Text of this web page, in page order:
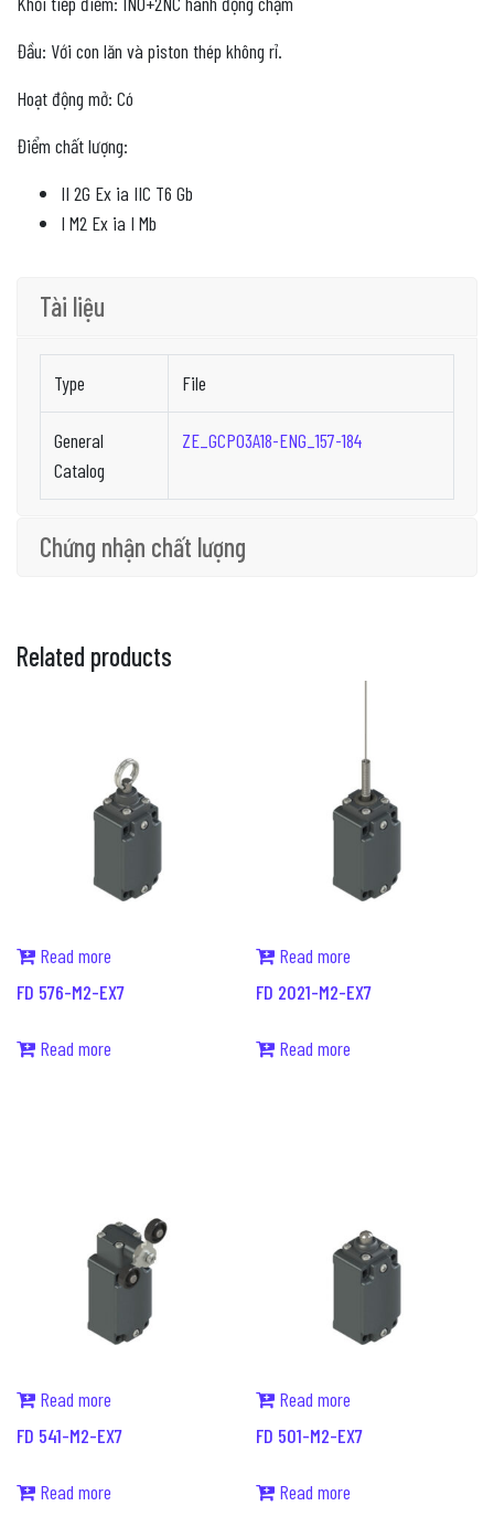
Đầu: Với con lăn và piston thép không rỉ.
Hoạt động mở: Có
Điểm chất lượng:
II 2G Ex ia IIC T6 Gb
I M2 Ex ia I Mb
Tài liệu
Type File
General
Catalog
ZE_GCP03A18-ENG_157-184
Chứng nhận chất lượng
Related products
Read more
FD 576-M2-EX7
Read more
Read more
FD 2021-M2-EX7
Read more
Read more
FD 541-M2-EX7
Read more
Read more
FD 501-M2-EX7
Read more